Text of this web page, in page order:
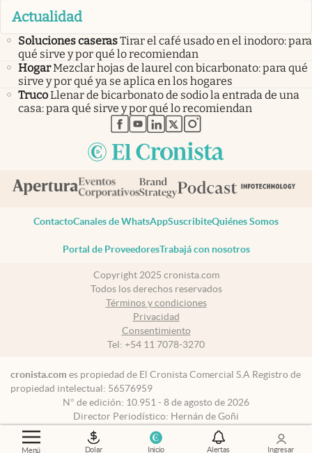
Menú Dolar Inicio Alertas Ingresar
Actualidad
Soluciones caserasTirar el café usado en el inodoro: para
qué sirve y por qué lo recomiendan
HogarMezclar hojas de laurel con bicarbonato: para qué
sirve y por qué ya se aplica en los hogares
TrucoLlenar de bicarbonato de sodio la entrada de una
casa: para qué sirve y por qué lo recomiendan
abre en nueva pestaña
abre en nueva pestaña
abre en nueva pestaña
abre en nueva pestaña
abre en nueva pestaña
ContactoCanales de WhatsAppSuscribiteQuiénes Somos
Portal de ProveedoresTrabajá con nosotros
Copyright 2025 cronista.com
Todos los derechos reservados
Términos y condiciones
Privacidad
Consentimiento
Tel: +54 11 7078-3270
cronista.com es propiedad de El Cronista Comercial S.A Registro de
propiedad intelectual: 56576959
N° de edición: 10.951 - 8 de agosto de 2026
Director Periodístico: Hernán de Goñi